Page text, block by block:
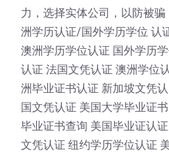
力，选择实体公司，以防被
洲学历认证/国外学历学位 认
澳洲学历学位认证 国外学历
认证 法国文凭认证 澳洲学位
洲毕业证书认证 新加坡文凭
国文凭认证 美国大学毕业证
毕业证书查询 美国毕业证认
文凭认证 纽约学历学位认证